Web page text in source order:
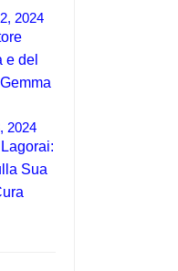
2024
e del
2024
Lagorai:
Sua